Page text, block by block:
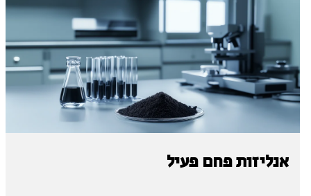
אנליזות פחם פעיל